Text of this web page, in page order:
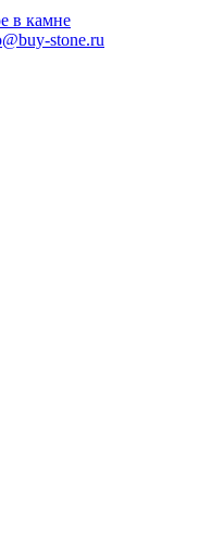
в камне
stone.ru